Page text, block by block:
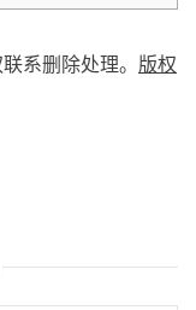
系删除处理。 版权